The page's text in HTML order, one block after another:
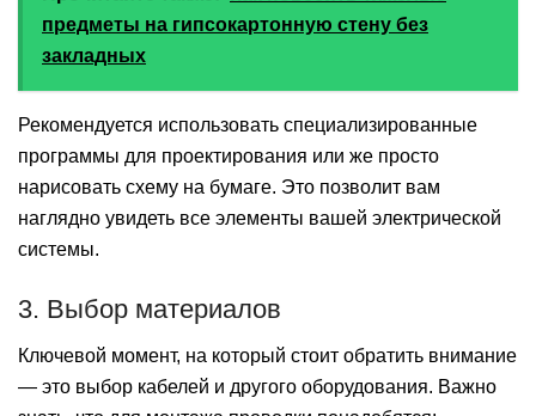
предметы на гипсокартонную стену без
закладных
Рекомендуется использовать специализированные
программы для проектирования или же просто
нарисовать схему на бумаге. Это позволит вам
наглядно увидеть все элементы вашей электрической
системы.
3. Выбор материалов
Ключевой момент, на который стоит обратить внимание
— это выбор кабелей и другого оборудования. Важно